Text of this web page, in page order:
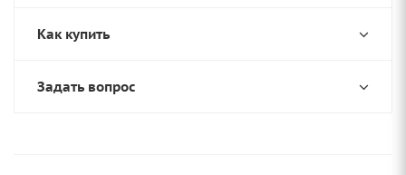
Как купить
Задать вопрос